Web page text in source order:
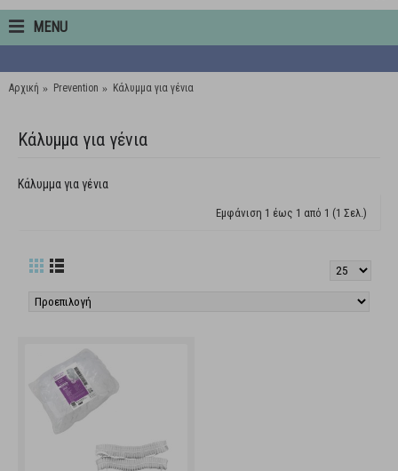
MENU
Αρχική Prevention Κάλυμμα για γένια
Κάλυμμα για γένια
Κάλυμμα για γένια
Εμφάνιση 1 έως 1 από 1 (1 Σελ.)